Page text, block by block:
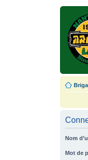
Nom
Mot de